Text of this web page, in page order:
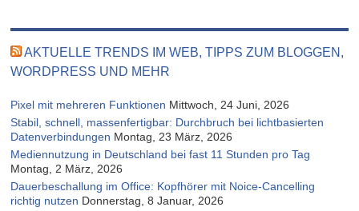
AKTUELLE TRENDS IM WEB, TIPPS ZUM BLOGGEN,
WORDPRESS UND MEHR
Pixel mit mehreren Funktionen Mittwoch, 24 Juni, 2026
Stabil, schnell, massenfertigbar: Durchbruch bei lichtbasierten
Datenverbindungen Montag, 23 März, 2026
Mediennutzung in Deutschland bei fast 11 Stunden pro Tag
Montag, 2 März, 2026
Dauerbeschallung im Office: Kopfhörer mit Noice-Cancelling
richtig nutzen Donnerstag, 8 Januar, 2026